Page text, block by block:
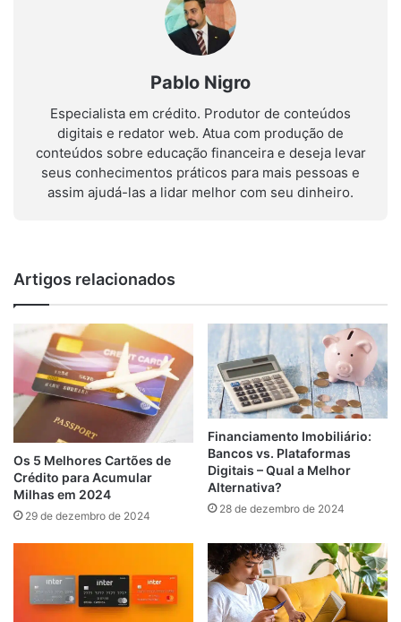
Pablo Nigro
Especialista em crédito. Produtor de conteúdos
digitais e redator web. Atua com produção de
conteúdos sobre educação financeira e deseja levar
seus conhecimentos práticos para mais pessoas e
assim ajudá-las a lidar melhor com seu dinheiro.
Artigos relacionados
Os 5 Melhores Cartões de
Crédito para Acumular
Milhas em 2024
29 de dezembro de 2024
Financiamento Imobiliário:
Bancos vs. Plataformas
Digitais – Qual a Melhor
Alternativa?
28 de dezembro de 2024